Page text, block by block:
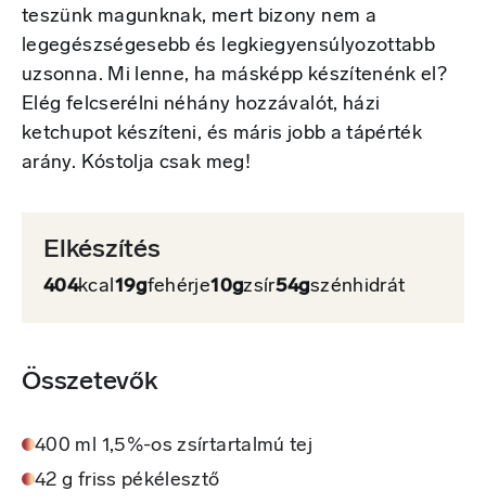
teszünk magunknak, mert bizony nem a
legegészségesebb és legkiegyensúlyozottabb
uzsonna. Mi lenne, ha másképp készítenénk el?
Elég felcserélni néhány hozzávalót, házi
ketchupot készíteni, és máris jobb a tápérték
arány. Kóstolja csak meg!
Elkészítés
404kcal19gfehérje10gzsír54gszénhidrát
Összetevők
400 ml 1,5%-os zsírtartalmú tej
42 g friss pékélesztő